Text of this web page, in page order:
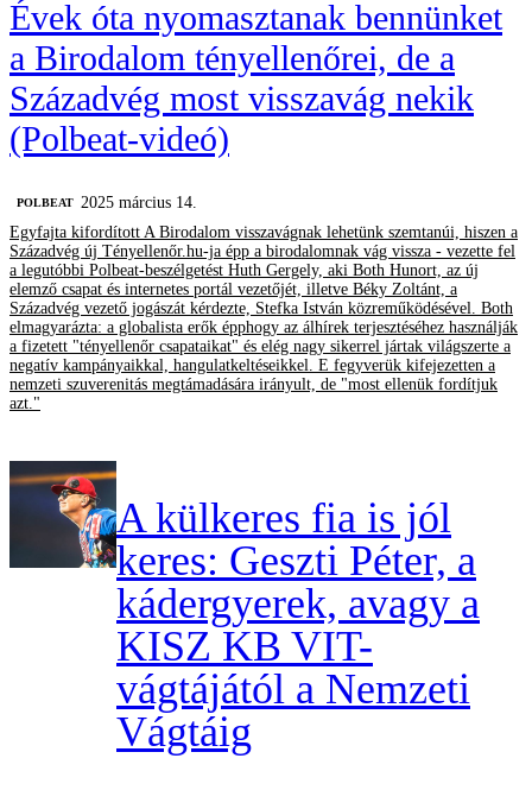
Évek óta nyomasztanak bennünket
a Birodalom tényellenőrei, de a
Századvég most visszavág nekik
(Polbeat-videó)
‎POLBEAT
2025 március 14.
Egyfajta kifordított A Birodalom visszavágnak lehetünk szemtanúi, hiszen a
Századvég új Tényellenőr.hu-ja épp a birodalomnak vág vissza - vezette fel
a legutóbbi Polbeat-beszélgetést Huth Gergely, aki Both Hunort, az új
elemző csapat és internetes portál vezetőjét, illetve Béky Zoltánt, a
Századvég vezető jogászát kérdezte, Stefka István közreműködésével. Both
elmagyarázta: a globalista erők épphogy az álhírek terjesztéséhez használják
a fizetett "tényellenőr csapataikat" és elég nagy sikerrel jártak világszerte a
negatív kampányaikkal, hangulatkeltéseikkel. E fegyverük kifejezetten a
nemzeti szuverenitás megtámadására irányult, de "most ellenük fordítjuk
azt."
A külkeres fia is jól
keres: Geszti Péter, a
kádergyerek, avagy a
KISZ KB VIT-
vágtájától a Nemzeti
Vágtáig